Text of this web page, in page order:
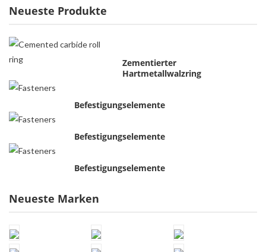
Neueste Produkte
Zementierter
Hartmetallwalzring
Befestigungselemente
Befestigungselemente
Befestigungselemente
Neueste Marken